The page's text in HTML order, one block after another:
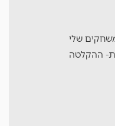
שלי
ההקלטה